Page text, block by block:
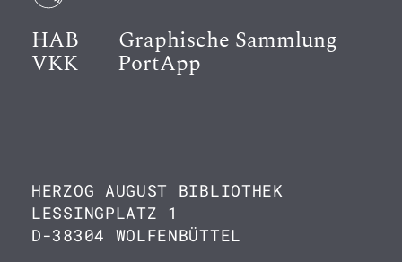
HAB Graphische Sammlung
VKK PortApp
HERZOG AUGUST BIBLIOTHEK
LESSINGPLATZ 1
D-38304 WOLFENBÜTTEL